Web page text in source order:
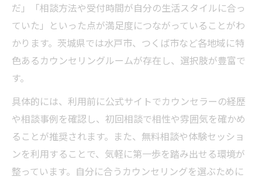
だ」「相談方法や受付時間が自分の生活スタイルに合っ
ていた」といった点が満足度につながっていることがわ
かります。茨城県では水戸市、つくば市など各地域に特
色あるカウンセリングルームが存在し、選択肢が豊富で
す。
具体的には、利用前に公式サイトでカウンセラーの経歴
や相談事例を確認し、初回相談で相性や雰囲気を確かめ
ることが推奨されます。また、無料相談や体験セッショ
ンを利用することで、気軽に第一歩を踏み出せる環境が
整っています。自分に合うカウンセリングを選ぶために